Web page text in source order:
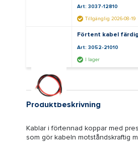
Art: 3037-12810
Tillgänglig 2026-08-19
Förtent kabel
Art: 3052-21010
I lager
Produktbeskrivning
Kablar i förtennad koppar med
som gör kabeln motståndskraftig